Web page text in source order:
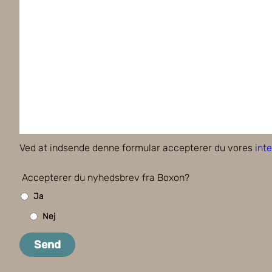
Ved at indsende denne formular accepterer du vores
Accepterer du nyhedsbrev fra Boxon?
Ja
Nej
Send